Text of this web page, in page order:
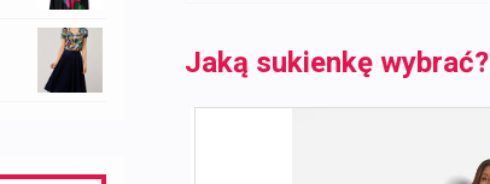
Jaką sukienkę wybrać?